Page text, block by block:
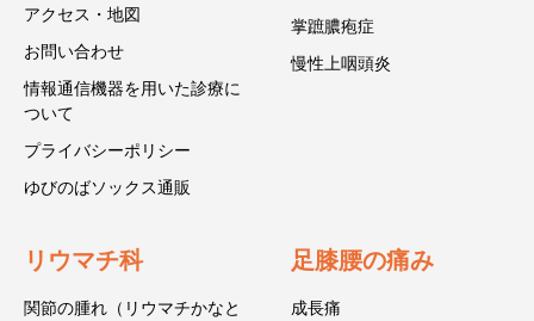
アクセス・地図
お問い合わせ
情報通信機器を用いた診療に
ついて
プライバシーポリシー
ゆびのばソックス通販
掌蹠膿疱症
慢性上咽頭炎
リウマチ科
関節の腫れ（リウマチかなと
足膝腰の痛み
成長痛